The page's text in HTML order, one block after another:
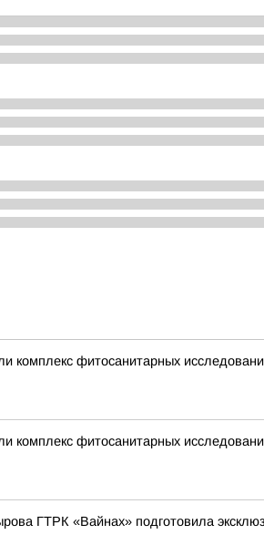
фитосанитарных
фитосанитарных
ГТРК «Вайнах» подготовила